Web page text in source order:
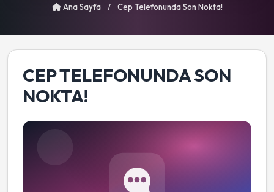
Ana Sayfa / Cep Telefonunda Son Nokta!
CEP TELEFONUNDA SON
NOKTA!